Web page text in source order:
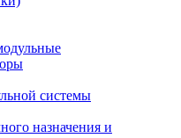
системы
назначения и